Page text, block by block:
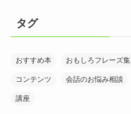
タグ
おすすめ本 おもしろフレーズ集
コンテンツ 会話のお悩み相談
講座